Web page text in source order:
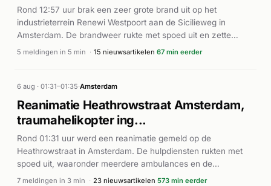
Rond 12:57 uur brak een zeer grote brand uit op het
industrieterrein Renewi Westpoort aan de Sicilieweg in
Amsterdam. De brandweer rukte met spoed uit en zette
meerdere eenheden in, waaronder een team digitale
ingezet voor blussing en verkenning van het pand. Het
incident was als P1-melding geclassificeerd, wat op een
groot en ernstig karakter duidt. Volgens de brandweer ging
het om een zeer grote brand op deze locatie.
5 meldingen in 5 min · 15 nieuwsartikelen 67 min eerder
6 aug · 01:31–01:35·Amsterdam
Reanimatie Heathrowstraat Amsterdam,
traumahelikopter ing...
Rond 01:31 uur werd een reanimatie gemeld op de
Heathrowstraat in Amsterdam. De hulpdiensten rukten met
spoed uit, waaronder meerdere ambulances en de
brandweer. De traumahelikopter werd gealarmeerd voor
7 meldingen in 3 min · 23 nieuwsartikelen 573 min eerder